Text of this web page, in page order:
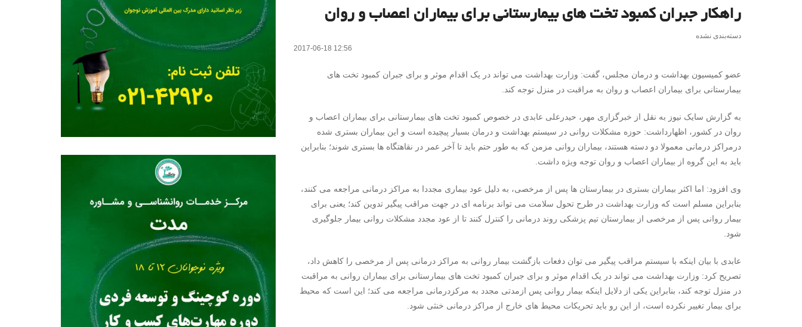
راهکار جبران کمبود تخت های بیمارستانی برای بیماران اعصاب و روان
دسته‌بندی نشده
2017-06-18 12:56
عضو کمیسیون بهداشت و درمان مجلس، گفت: وزارت بهداشت می تواند در یک اقدام موثر و برای جبران کمبود تخت های
بیمارستانی برای بیماران اعصاب و روان به مراقبت در منزل توجه کند.
به گزارش سایک نیوز به نقل از خبرگزاری مهر، حیدرعلی عابدی در خصوص کمبود تخت های بیمارستانی برای بیماران اعصاب و
روان در کشور، اظهارداشت: حوزه مشکلات روانی در سیستم بهداشت و درمان بسیار پیچیده است و این بیماران بستری شده
درمراکز درمانی معمولا دو دسته هستند، بیماران روانی مزمن که به طور حتم باید تا آخر عمر در نقاهتگاه ها بستری شوند؛ بنابراین
باید به این گروه از بیماران اعصاب و روان توجه ویژه داشت.
وی افزود: اما اکثر بیماران بستری در بیمارستان ها پس از مرخصی، به دلیل عود بیماری مجددا به مراکز درمانی مراجعه می کنند،
بنابراین مسلم است که وزارت بهداشت در طرح تحول سلامت می تواند برنامه ای در جهت مراقب پیگیر تدوین کند؛ یعنی برای
بیمار روانی پس از مرخصی از بیمارستان تیم پزشکی روند درمانی را کنترل کنند تا از عود مجدد مشکلات روانی بیمار جلوگیری
شود.
عابدی با بیان اینکه با سیستم مراقب پیگیر می توان دفعات بازگشت بیمار روانی به مراکز درمانی پس از مرخصی را کاهش داد،
تصریح کرد: وزارت بهداشت می تواند در یک اقدام موثر و برای جبران کمبود تخت های بیمارستانی برای بیماران روانی به مراقبت
در منزل توجه کند، بنابراین یکی از دلایل اینکه بیمار روانی پس ازمدتی مجدد به مرکزدرمانی مراجعه می کند؛ این است که محیط
برای بیمار تغییر نکرده است، از این رو باید تحریکات محیط های خارج از مراکز درمانی خنثی شود.